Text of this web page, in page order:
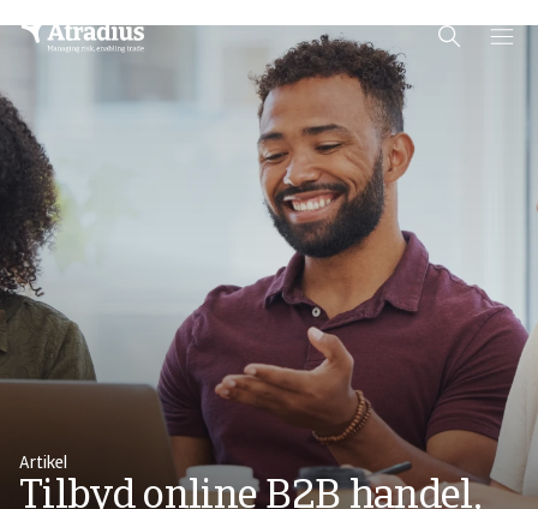
Artikel
Tilbyd online B2B handel,